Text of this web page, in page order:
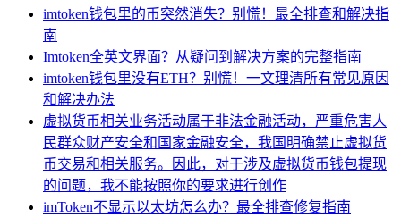
imtoken钱包里的币突然消失？别慌！最全排查和解决指
南
Imtoken全英文界面？从疑问到解决方案的完整指南
imtoken钱包里没有ETH？别慌！一文理清所有常见原因
和解决办法
虚拟货币相关业务活动属于非法金融活动，严重危害人
民群众财产安全和国家金融安全，我国明确禁止虚拟货
币交易和相关服务。因此，对于涉及虚拟货币钱包提现
的问题，我不能按照你的要求进行创作
imToken不显示以太坊怎么办？最全排查修复指南